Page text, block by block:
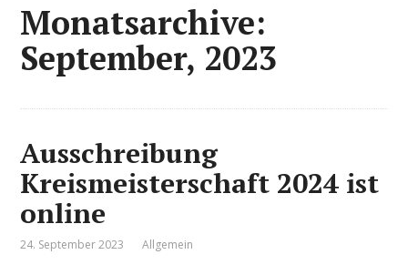
Monatsarchive:
September, 2023
Ausschreibung
Kreismeisterschaft 2024 ist
online
24. September 2023 Allgemein